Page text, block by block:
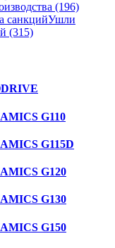
(196)
Ушли
(315)
G110
G115D
G120
G130
G150